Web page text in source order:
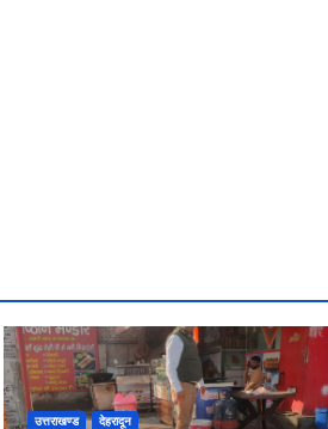
उत्तराखण्ड देहरादून